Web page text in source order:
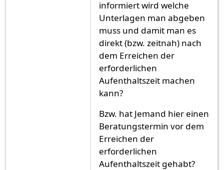
informiert wird welche
Unterlagen man abgeben
muss und damit man es
direkt (bzw. zeitnah) nach
dem Erreichen der
erforderlichen
Aufenthaltszeit machen
kann?
Bzw. hat Jemand hier einen
Beratungstermin vor dem
Erreichen der
erforderlichen
Aufenthaltszeit gehabt?